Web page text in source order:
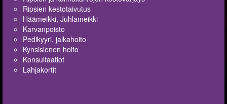
Ripsien kestotaivutus
Häämeikki, Juhlameikki
Karvanpoisto
Pedikyyri, jalkahoito
Kynsisienen hoito
Konsultaatiot
Lahjakortit